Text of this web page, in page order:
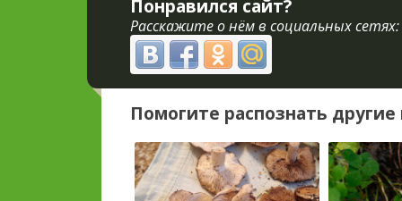
Понравился сайт?
Расскажите о нём в социальных сетях:
Помогите распознать другие